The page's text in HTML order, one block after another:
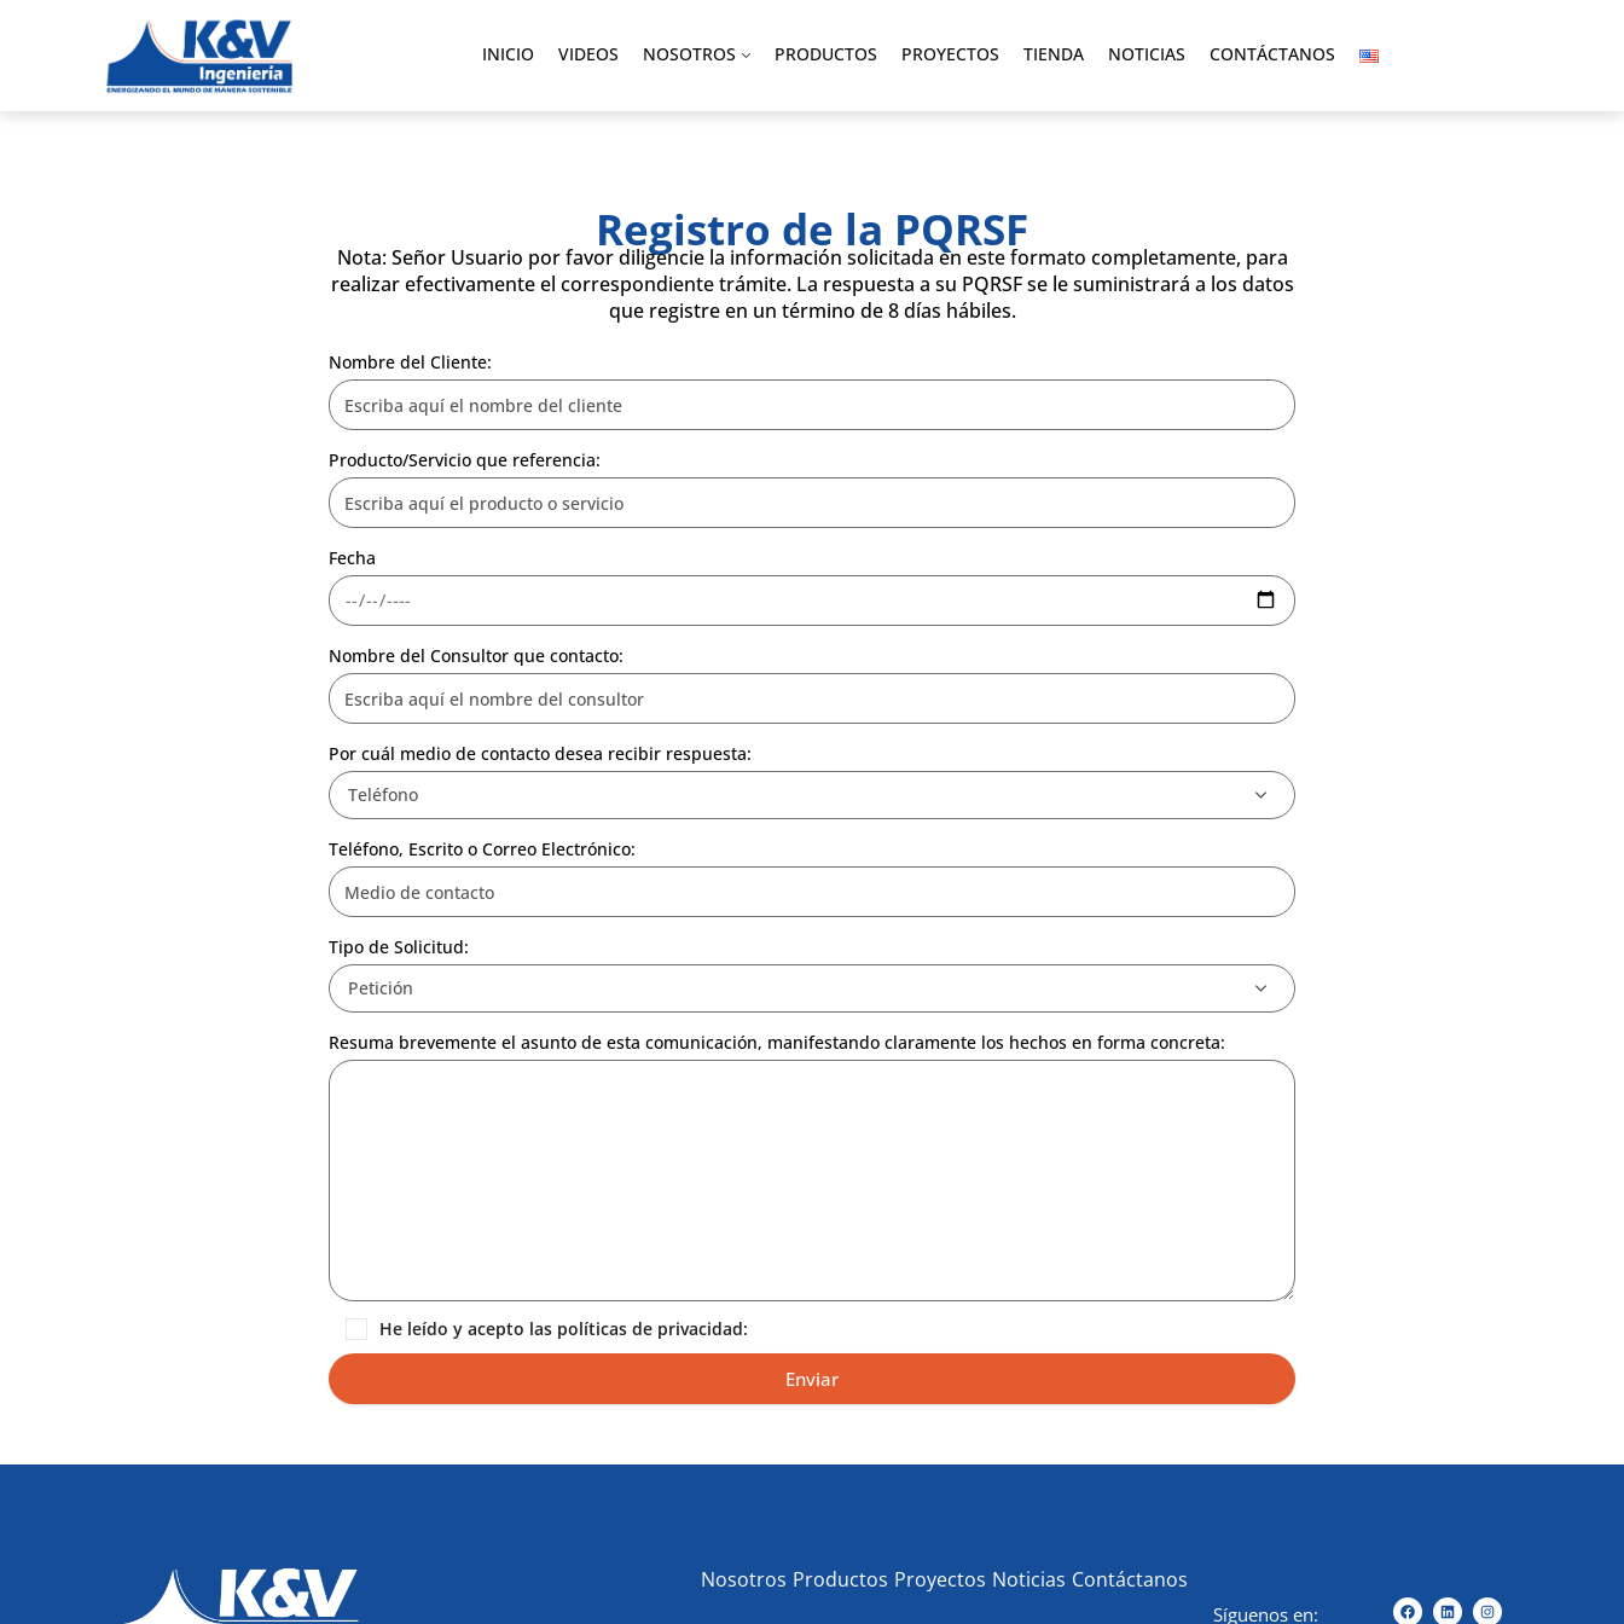
INICIO VIDEOS NOSOTROS PRODUCTOS PROYECTOS TIENDA NOTICIAS CONTÁCTANOS
Registro de la PQRSF
Nota: Señor Usuario por favor diligencie la información solicitada en este formato completamente, para
realizar efectivamente el correspondiente trámite. La respuesta a su PQRSF se le suministrará a los datos
que registre en un término de 8 días hábiles.
Nombre del Cliente:
Producto/Servicio que referencia:
Fecha
Nombre del Consultor que contacto:
Por cuál medio de contacto desea recibir respuesta:
Teléfono, Escrito o Correo Electrónico:
Tipo de Solicitud:
Resuma brevemente el asunto de esta comunicación, manifestando claramente los hechos en forma concreta:
He leído y acepto las políticas de privacidad:
Nosotros Productos Proyectos Noticias Contáctanos
Síguenos en: